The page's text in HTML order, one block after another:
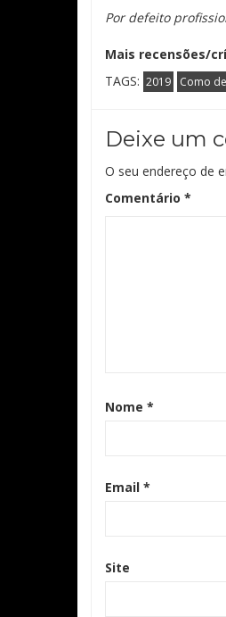
Por defeito
Mais recensões/
TAGS: 2019 Como
Deixe um
O seu endereço de
Comentário *
Nome *
Email *
Site